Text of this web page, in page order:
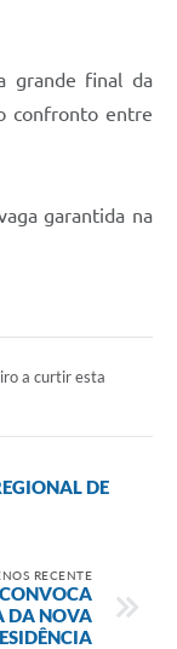
grande final da
confronto entre
garantida na
a curtir esta
DE
RECENTE
DA NOVA